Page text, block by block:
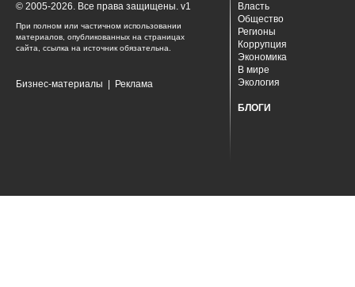
© 2005-2026. Все права защищены. v1
При полном или частичном использовании
материалов, опубликованных на страницах
сайта, ссылка на источник обязательна.
Бизнес-материалы Реклама
Власть
Общество
Регионы
Коррупция
Экономика
В мире
Экология
БЛОГИ